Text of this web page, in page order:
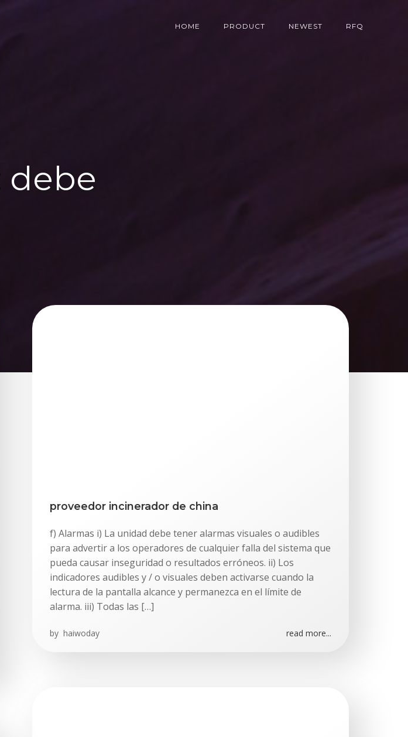
HOME PRODUCT NEWEST RFQ
debe
proveedor incinerador de china
f) Alarmas i) La unidad debe tener alarmas visuales o audibles
para advertir a los operadores de cualquier falla del sistema que
pueda causar inseguridad o resultados erróneos. ii) Los
indicadores audibles y / o visuales deben activarse cuando la
lectura de la pantalla alcance y permanezca en el límite de
alarma. iii) Todas las […]
by haiwoday read more...